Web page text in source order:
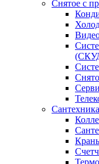
Снятое с
Сантехника